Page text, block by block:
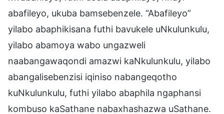
abafileyo, ukuba bamsebenzele. “Abafileyo”
yilabo abaphikisana futhi bavukele uNkulunkulu,
yilabo abamoya wabo ungazweli
naabangawaqondi amazwi kaNkulunkulu, yilabo
abangalisebenzisi iqiniso nabangeqotho
kuNkulunkulu, futhi yilabo abaphila ngaphansi
kombuso kaSathane nabaxhashazwa uSathane.